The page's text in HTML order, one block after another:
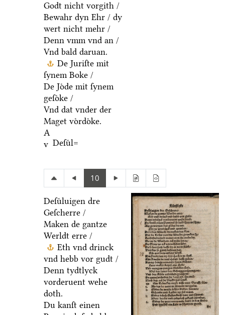
Godt nicht vorgith /
Bewahr dyn Ehr / dy
wert nicht mehr /
Denn vmm vnd an /
Vnd bald daruan.
De Juriſte mit
ſynem Boke /
De Joͤde mit ſynem
geſoͤke /
Vnd dat vnder der
Maget voͤrdoͤke.
A
v Deſuͤl=
10
Deſuͤluigen dre
Geſcherre /
Maken de gantze
Werldt erre /
Eth vnd drinck
vnd hebb vor gudt /
Denn tydtlyck
vorderuent wehe
doth.
Du kanſt einen